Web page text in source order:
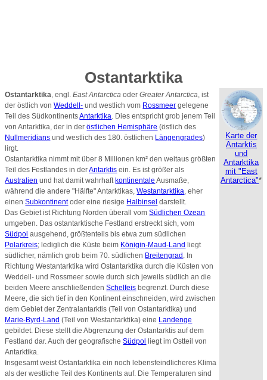
Ostantarktika
Ostantarktika, engl.East Antarctica oderGreater Antarctica, ist
der östlich vonWeddell- und westlich vom Rossmeer gelegene
Teil des SüdkontinentsAntarktika. Dies entspricht grob jenem Teil
von Antarktika, der in deröstlichen Hemisphäre (östlich des
Nullmeridians und westlich des 180. östlichen Längengrades)
lirgt.
Ostantarktika nimmt mit über 8 Millionen km² den weitaus größten
Teil des Festlandes in derAntarktis ein. Es ist größer als
Australien und hat damit wahrhaft kontinentale Ausmaße,
während die andere "Hälfte" Antarktikas,Westantarktika, eher
einenSubkontinentoder eine riesige Halbinsel darstellt.
Das Gebiet ist Richtung Norden überall vomSüdlichen Ozean
umgeben. Das ostantarktische Festland erstreckt sich, vom
Südpol ausgehend, größtenteils bis etwa zum südlichen
Polarkreis; lediglich die Küste beim Königin-Maud-Land liegt
südlicher, nämlich grob beim 70. südlichen Breitengrad . In
Richtung Westantarktika wird Ostantarktika durch die Küsten von
Weddell- und Rossmeer sowie durch sich jeweils südlich an die
beiden Meere anschließendenSchelfeis begrenzt. Durch diese
Meere, die sich tief in den Kontinent einschneiden, wird zwischen
dem Gebiet der Zentralantarktis (Teil von Ostantarktika) und
Marie-Byrd-Land (Teil von Westantarktika) eine Landenge
gebildet. Diese stellt die Abgrenzung der Ostantarktis auf dem
Festland dar. Auch der geografischeSüdpol
liegt im Ostteil von
Antarktika.
Insgesamt weist Ostantarktika ein noch lebensfeindlicheres Klima
als der westliche Teil des Kontinents auf. Die Temperaturen sind
Karte der
Antarktis
und
Antarktika
mit "East
Antarctica"*